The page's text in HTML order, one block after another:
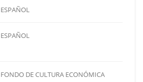
ESPAÑOL
ESPAÑOL
FONDO DE CULTURA ECONÓMICA